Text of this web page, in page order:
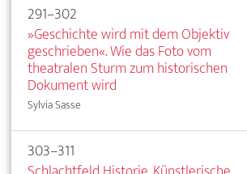
291–302
»Geschichte wird mit dem Objektiv
geschrieben«. Wie das Foto vom
theatralen Sturm zum historischen
Dokument wird
Sylvia Sasse
303–311